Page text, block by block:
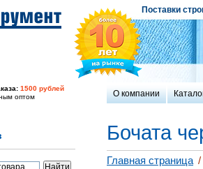
Поставки
О компании
1500 рублей
оптом
Бочата
Главная страница /